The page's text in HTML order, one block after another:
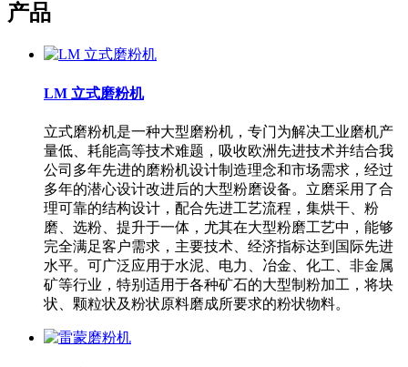
产品
LM 立式磨粉机
立式磨粉机是一种大型磨粉机，专门为解决工业磨机产
量低、耗能高等技术难题，吸收欧洲先进技术并结合我
公司多年先进的磨粉机设计制造理念和市场需求，经过
多年的潜心设计改进后的大型粉磨设备。立磨采用了合
理可靠的结构设计，配合先进工艺流程，集烘干、粉
磨、选粉、提升于一体，尤其在大型粉磨工艺中，能够
完全满足客户需求，主要技术、经济指标达到国际先进
水平。可广泛应用于水泥、电力、冶金、化工、非金属
矿等行业，特别适用于各种矿石的大型制粉加工，将块
状、颗粒状及粉状原料磨成所要求的粉状物料。